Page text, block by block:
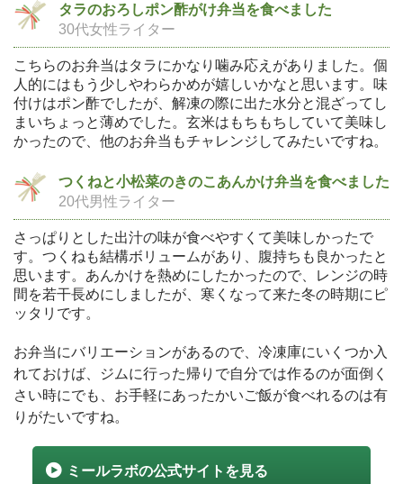
タラのおろしポン酢がけ弁当を食べました
30代女性ライター
こちらのお弁当はタラにかなり噛み応えがありました。個
人的にはもう少しやわらかめが嬉しいかなと思います。味
付けはポン酢でしたが、解凍の際に出た水分と混ざってし
まいちょっと薄めでした。玄米はもちもちしていて美味し
かったので、他のお弁当もチャレンジしてみたいですね。
つくねと小松菜のきのこあんかけ弁当を食べました
20代男性ライター
さっぱりとした出汁の味が食べやすくて美味しかったで
す。つくねも結構ボリュームがあり、腹持ちも良かったと
思います。あんかけを熱めにしたかったので、レンジの時
間を若干長めにしましたが、寒くなって来た冬の時期にピ
ッタリです。
お弁当にバリエーションがあるので、冷凍庫にいくつか入
れておけば、ジムに行った帰りで自分では作るのが面倒く
さい時にでも、お手軽にあったかいご飯が食べれるのは有
りがたいですね。
ミールラボの公式サイトを見る